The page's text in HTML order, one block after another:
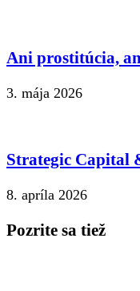
Ani prostitúcia,
3. mája 2026
Strategic Capital
8. apríla 2026
Pozrite sa tiež